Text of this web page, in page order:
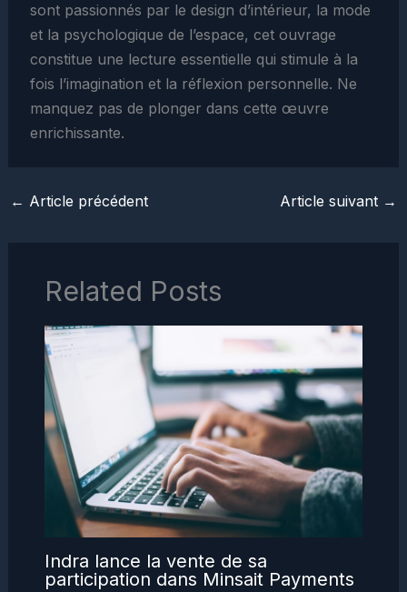
sont passionnés par le design d’intérieur, la mode
et la psychologique de l’espace, cet ouvrage
constitue une lecture essentielle qui stimule à la
fois l’imagination et la réflexion personnelle. Ne
manquez pas de plonger dans cette œuvre
enrichissante.
← Article précédent Article suivant →
Related Posts
Indra lance la vente de sa
participation dans Minsait Payments